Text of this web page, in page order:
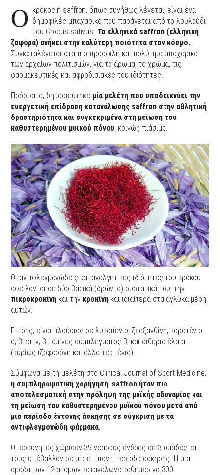
Ο κρόκος ή saffron, όπως συνήθως λέγεται, είναι ένα
δημοφιλές μπαχαρικό που παράγεται από το λουλούδι
του Crocus sativus. Το ελληνικό saffron (ελληνική
ζαφορά) ανήκει στην καλύτερη ποιότητα στον κόσμο.
Συγκαταλέγεται στα πιο προσφιλή και πολύτιμα μπαχαρικά
των αρχαίων πολιτισμών, για το άρωμα, το χρώμα, τις
φαρμακευτικές και αφροδισιακές του ιδιότητες.
Πρόσφατα, δημοσιεύτηκε μία μελέτη που υποδεικνύει την
ευεργετική επίδραση κατανάλωσης saffron στην αθλητική
δραστηριότητα και συγκεκριμένα στη μείωση του
καθυστερημένου μυικού πόνου, κοινώς πιάσιμο.
Οι αντιφλεγμονώδεις και αναλγητικές ιδιότητες του κρόκου
οφείλονται σε δύο βασικά (δρώντα) συστατικά του, την
πικροκροκίνη και την κροκίνη και ιδιαίτερα στα άγλυκα μέρη
αυτών.
Επίσης, είναι πλούσιος σε λυκοπένιο, ζεαξανθίνη, καροτένιο
α, β και γ, βιταμίνες συμπλέγματος Β, και αιθέρια έλαια
(κυρίως ιζοφορόνη και άλλα τερπένια).
Σύμφωνα με τη μελέτη στο Clinical Journal of Sport Medicine,
η συμπληρωματική χορήγηση saffron ήταν πιο
αποτελεσματική στην πρόληψη της μυϊκής αδυναμίας και
τη μείωση του καθυστερημένου μυϊκού πόνου μετά από
μια περίοδο έντονης άσκησης σε σύγκριση με τα
αντιφλεγμονώδη φάρμακα.
Οι ερευνητές χώρισαν 39 νεαρούς άνδρες σε 3 ομάδες και
τους υπέβαλλαν σε μία επίπονη περίοδο άσκησης. Η μία
ομάδα των 12 ατόμων κατανάλωνε καθημερινά 300